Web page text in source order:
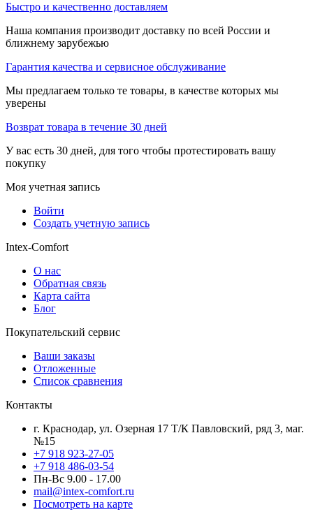
Быстро и качественно доставляем
Наша компания производит доставку по всей России и
ближнему зарубежью
Гарантия качества и сервисное обслуживание
Мы предлагаем только те товары, в качестве которых мы
уверены
Возврат товара в течение 30 дней
У вас есть 30 дней, для того чтобы протестировать вашу
покупку
Моя учетная запись
Войти
Создать учетную запись
Intex-Comfort
О нас
Обратная связь
Карта сайта
Блог
Покупательский сервис
Ваши заказы
Отложенные
Список сравнения
Контакты
г. Краснодар, ул. Озерная 17 Т/К Павловский, ряд 3, маг.
№15
+7 918 923-27-05
+7 918 486-03-54
Пн-Вс 9.00 - 17.00
mail@intex-comfort.ru
Посмотреть на карте